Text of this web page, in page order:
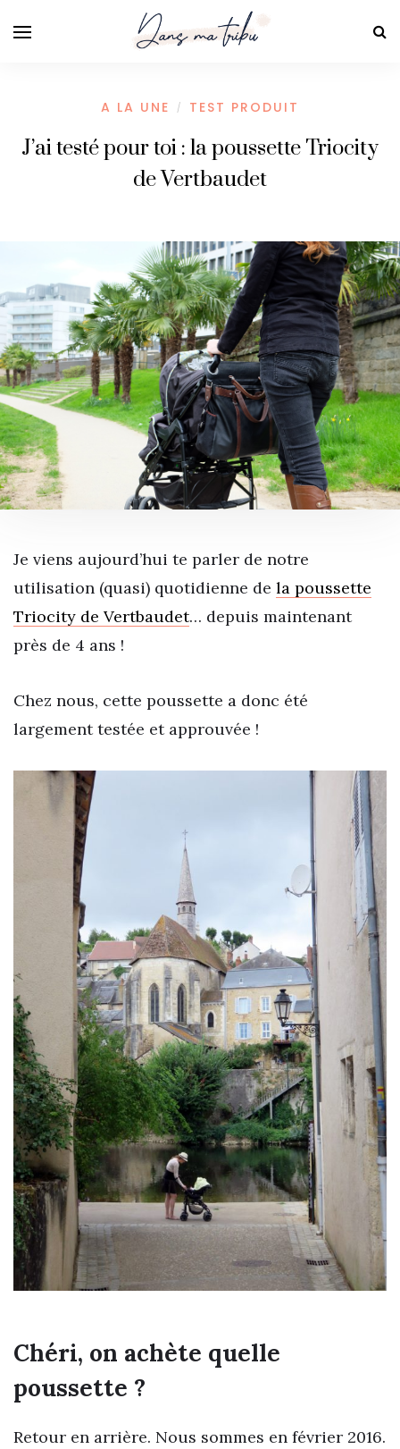
A LA UNE / TEST PRODUIT
J’ai testé pour toi : la poussette Triocity
de Vertbaudet
Je viens aujourd’hui te parler de notre
utilisation (quasi) quotidienne de la poussette
Triocity de Vertbaudet… depuis maintenant
près de 4 ans !
Chez nous, cette poussette a donc été
largement testée et approuvée !
Chéri, on achète quelle
poussette ?
Retour en arrière. Nous sommes en février 2016.